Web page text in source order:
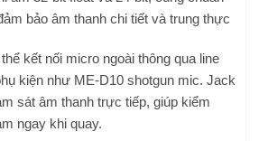
kết nối micro ngoài thông qua line
kiện như ME-D10 shotgun mic. Jack
sát âm thanh trực tiếp, giúp kiểm
ngay khi quay.